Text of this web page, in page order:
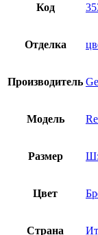
Код
Отделка
Производитель
Модель
Размер
Цвет
Страна